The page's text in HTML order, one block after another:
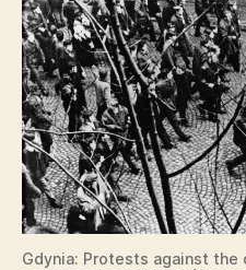
Gdynia: Protests against